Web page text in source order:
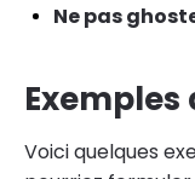
Ne pas
Voici quelques